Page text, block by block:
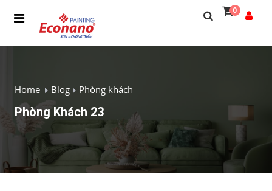
0
Home Blog Phòng khách
Phòng Khách 23